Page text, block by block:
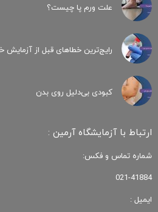
علت ورم پا چیست؟
رایج‌ترین خطاهای قبل از آزمایش
کبودی‌ بی‌دلیل روی بدن
ارتباط با آزمایشگاه آرمین :
شماره تماس و فکس:
021-41884
ایمیل :